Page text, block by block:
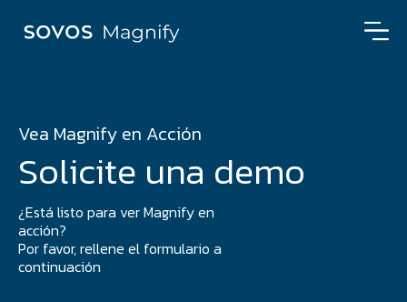
Vea Magnify en Acción
Solicite una demo
¿Está listo para ver Magnify en
acción?
Por favor, rellene el formulario a
continuación